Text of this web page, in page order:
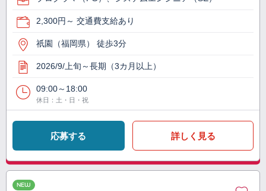
2,300円～ 交通費支給あり
祇園（福岡県） 徒歩3分
2026/9/上旬～長期（3カ月以上）
09:00～18:00
休日：土・日・祝
応募する 詳しく見る
NEW